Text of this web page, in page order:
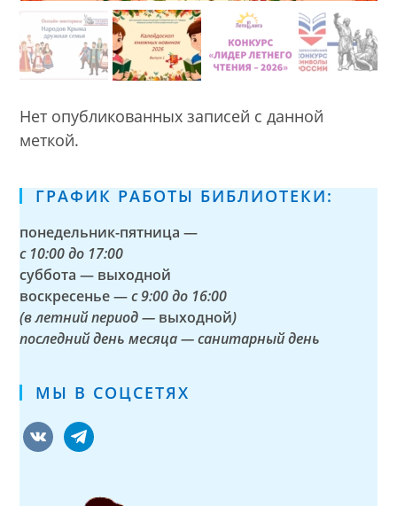
Нет опубликованных записей с данной
меткой.
ГРАФИК РАБОТЫ БИБЛИОТЕКИ:
понедельник-пятница —
с 10:00 до 17:00
суббота — выходной
воскресенье —с 9:00 до 16:00
(в летний период — выходной)
последний день месяца — санитарный день
МЫ В СОЦСЕТЯХ
vkontaktetelegram